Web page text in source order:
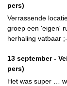
pers)
Verrassende
groep een 'eigen'
herhaling vatbaar
13 september -
pers)
Het was super …